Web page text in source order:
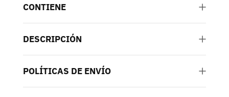
CONTIENE
DESCRIPCIÓN
POLÍTICAS DE ENVÍO